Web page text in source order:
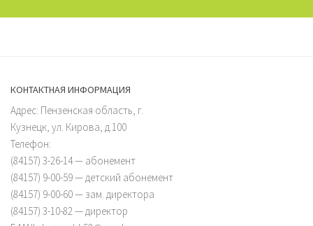
КОНТАКТНАЯ ИНФОРМАЦИЯ
Адрес: Пензенская область, г.
Кузнецк, ул. Кирова, д.100
Телефон:
(84157) 3-26-14 — абонемент
(84157) 9-00-59 — детский абонемент
(84157) 9-00-60 — зам. директора
(84157) 3-10-82 — директор